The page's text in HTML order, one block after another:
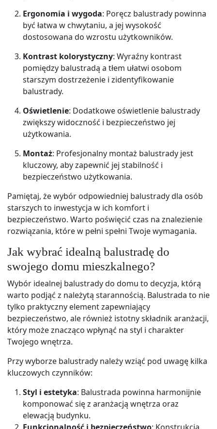
Ergonomia i wygoda: Poręcz balustrady powinna
być łatwa w chwytaniu, a jej wysokość
dostosowana do wzrostu użytkowników.
Kontrast kolorystyczny: Wyraźny kontrast
pomiędzy balustradą a tłem ułatwi osobom
starszym dostrzeżenie i zidentyfikowanie
balustrady.
Oświetlenie: Dodatkowe oświetlenie balustrady
zwiększy widoczność i bezpieczeństwo jej
użytkowania.
Montaż: Profesjonalny montaż balustrady jest
kluczowy, aby zapewnić jej stabilność i
bezpieczeństwo użytkowania.
Pamiętaj, że wybór odpowiedniej balustrady dla osób
starszych to inwestycja w ich komfort i
bezpieczeństwo. Warto poświęcić czas na znalezienie
rozwiązania, które w pełni spełni Twoje wymagania.
Jak wybrać idealną balustradę do
swojego domu mieszkalnego?
Wybór idealnej balustrady do domu to decyzja, którą
warto podjąć z należytą starannością. Balustrada to nie
tylko praktyczny element zapewniający
bezpieczeństwo, ale również istotny składnik aranżacji,
który może znacząco wpłynąć na styl i charakter
Twojego wnętrza.
Przy wyborze balustrady należy wziąć pod uwagę kilka
kluczowych czynników:
Styl i estetyka: Balustrada powinna harmonijnie
komponować się z aranżacją wnętrza oraz
elewacją budynku.
Funkcjonalność i bezpieczeństwo: Konstrukcja